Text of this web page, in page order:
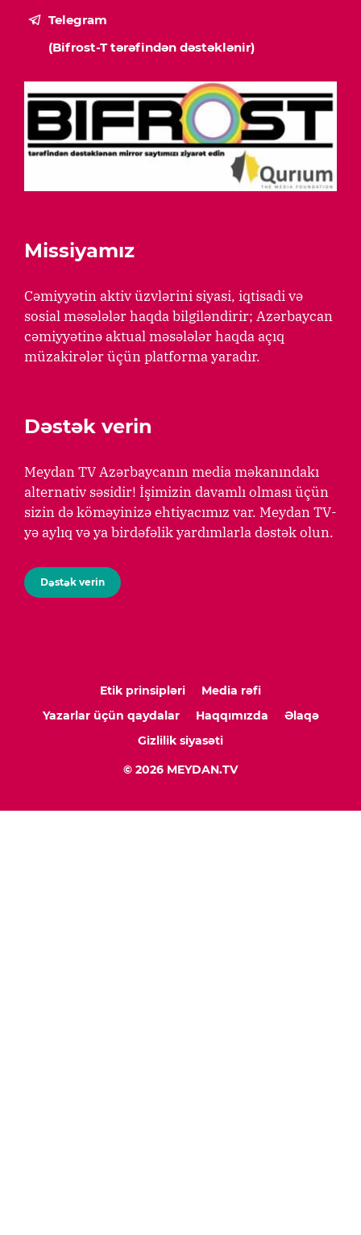
Telegram
(Bifrost-T tərəfindən dəstəklənir)
Missiyamız
Cəmiyyətin aktiv üzvlərini siyasi, iqtisadi və
sosial məsələlər haqda bilgiləndirir; Azərbaycan
cəmiyyətinə aktual məsələlər haqda açıq
müzakirələr üçün platforma yaradır.
Dəstək verin
Meydan TV Azərbaycanın media məkanındakı
alternativ səsidir! İşimizin davamlı olması üçün
sizin də köməyinizə ehtiyacımız var. Meydan TV-
yə aylıq və ya birdəfəlik yardımlarla dəstək olun.
Dəstək verin
Etik prinsipləri
Media rəfi
Yazarlar üçün qaydalar
Haqqımızda
Əlaqə
Gizlilik siyasəti
© 2026 MEYDAN.TV